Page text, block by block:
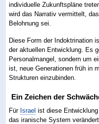
individuelle Zukunftspläne
wird das Narrativ vermittelt,
Belohnung sei.
Diese Form der Indoktrination
der aktuellen Entwicklung. Es
Personalmangel, sondern um
ist, neue Generationen früh in
Strukturen einzubinden.
Ein Zeichen der
Für Israel ist diese
das iranische System